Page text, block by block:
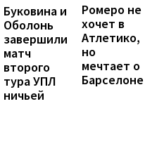
Буковина и
Оболонь
завершили
матч
второго
тура УПЛ
ничьей
Ромеро не
хочет в
Атлетико,
но
мечтает о
Барселоне